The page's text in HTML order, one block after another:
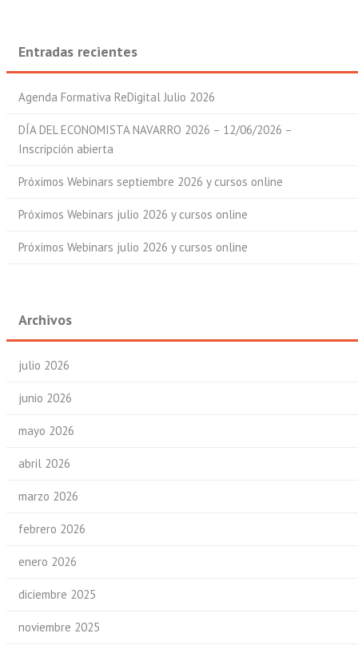
Entradas recientes
Agenda Formativa ReDigital Julio 2026
DÍA DEL ECONOMISTA NAVARRO 2026 – 12/06/2026 –
Inscripción abierta
Próximos Webinars septiembre 2026 y cursos online
Próximos Webinars julio 2026 y cursos online
Próximos Webinars julio 2026 y cursos online
Archivos
julio 2026
junio 2026
mayo 2026
abril 2026
marzo 2026
febrero 2026
enero 2026
diciembre 2025
noviembre 2025